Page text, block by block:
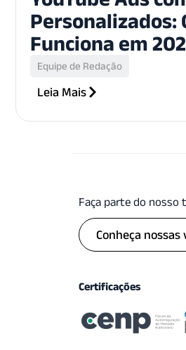
Personalizados:
Funciona em
Equipe de Redação
Leia Mais
Faça parte do nosso
Conheça nossas
Certificações